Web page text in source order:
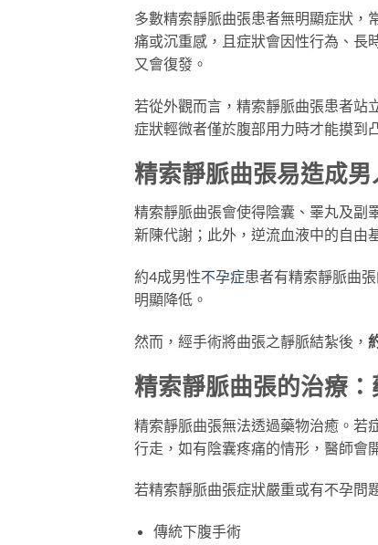
多數精索靜脈曲張患者無明顯症狀，
痛或沉重感，且症狀會因性行為、長
又會復發。
若從外觀而言，精索靜脈曲張患者站
症狀輕微者僅於腹部用力時才能摸到
精索靜脈曲張易造成男
精索靜脈曲張會使得陰囊、睪丸及副
新陳代謝；此外，逆流血液中的自由
約4成男性不孕症患者有精索靜脈曲
明顯降低。
然而，經手術將曲張之靜脈結紮後，
精索靜脈曲張的治療
精索靜脈曲張無法透過藥物治癒。若
行走，如有陰囊疼痛的情形，醫師會
若精索靜脈曲張症狀嚴重或有不孕問
傳統下腹手術